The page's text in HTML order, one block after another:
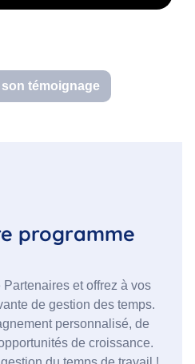
témoignage
programme
et offrez à vos
de gestion des temps.
personnalisé, de
de croissance.